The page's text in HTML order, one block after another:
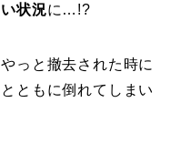
状況に…!?
っと撤去された時に
ともに倒れてしまい